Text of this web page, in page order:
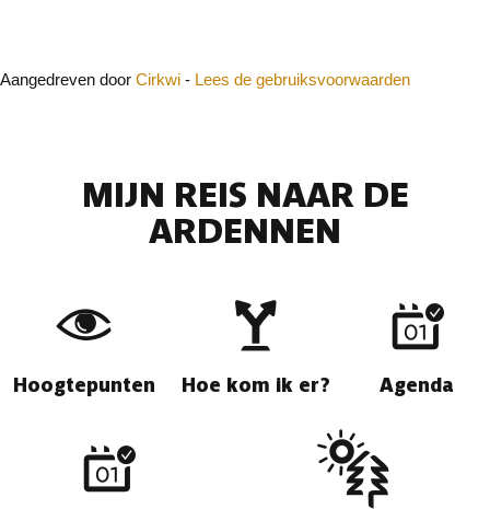
Aangedreven door Cirkwi - Lees de gebruiksvoorwaarden
MIJN REIS NAAR DE
ARDENNEN
Hoogtepunten Hoe kom ik er? Agenda